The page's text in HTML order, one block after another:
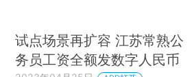
试点场景再扩容 江苏常熟公
务员工资全额发数字人民币